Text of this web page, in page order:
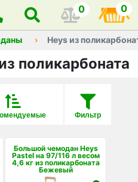
0 0
Heys из
поликарбоната
Фильтр
Большой чемодан Heys
Pastel на 97/116 л весом
4,6 кг из поликарбоната
Бежевый